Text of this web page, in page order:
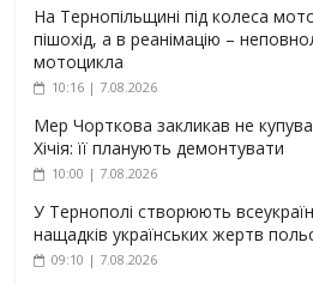
На Тернопільщині під колеса
пішохід, а в реанімацію –
мотоцикла
10:16 | 7.08.2026
Мер Чорткова закликав не
Хічія: її планують демонтувати
10:00 | 7.08.2026
У Тернополі створюють
нащадків українських жертв
09:10 | 7.08.2026